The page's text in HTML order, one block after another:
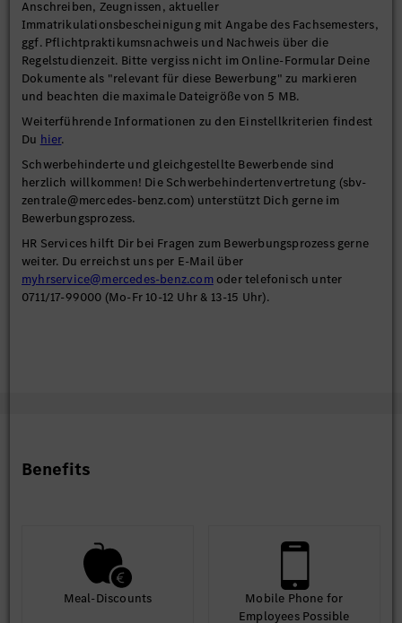
Anschreiben, Zeugnissen, aktueller
Immatrikulationsbescheinigung mit Angabe des Fachsemesters,
ggf. Pflichtpraktikumsnachweis und Nachweis über die
Regelstudienzeit. Bitte vergiss nicht im Online-Formular Deine
Dokumente als "relevant für diese Bewerbung" zu markieren
und beachten die maximale Dateigröße von 5 MB.
Weiterführende Informationen zu den Einstellkriterien findest
Du hier.
Schwerbehinderte und gleichgestellte Bewerbende sind
herzlich willkommen! Die Schwerbehindertenvertretung (sbv-
zentrale@mercedes-benz.com) unterstützt Dich gerne im
Bewerbungsprozess.
HR Services hilft Dir bei Fragen zum Bewerbungsprozess gerne
weiter. Du erreichst uns per E-Mail über
myhrservice@mercedes-benz.com oder telefonisch unter
0711/17-99000 (Mo-Fr 10-12 Uhr & 13-15 Uhr).
Benefits
Meal-Discounts
Mobile Phone for
Employees Possible